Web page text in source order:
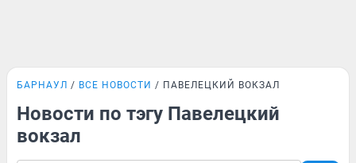
БАРНАУЛ ВСЕ НОВОСТИ ПАВЕЛЕЦКИЙ ВОКЗАЛ
Новости по тэгу Павелецкий
вокзал